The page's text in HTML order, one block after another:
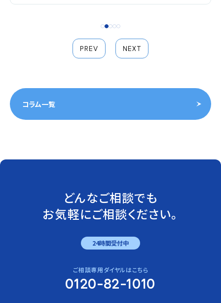
PREV NEXT
コラム一覧
どんなご相談でも
お気軽にご相談ください。
24時間受付中
ご相談専用ダイヤルはこちら
0120-82-1010